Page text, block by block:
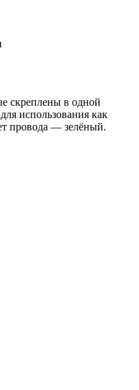
скреплены в одной
использования как
провода — зелёный.